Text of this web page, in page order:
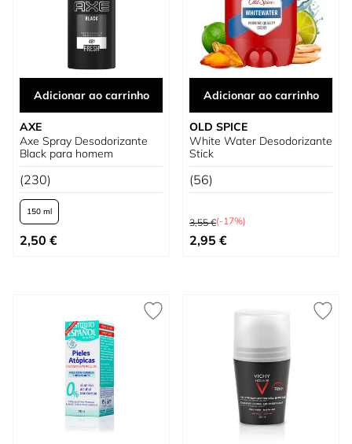
Adicionar ao carrinho
AXE
Axe Spray Desodorizante
Black para homem
(230)
150 ml
Tão baixo quanto
2,50 €
Adicionar ao carrinho
OLD SPICE
White Water Desodorizante
Stick
(56)
Preço Normal
3,55 €(-17%)
Preço Especial
2,95 €